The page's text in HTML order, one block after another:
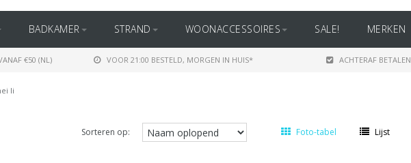
BADKAMER STRAND WOONACCESSOIRES SALE! MERKEN
€50 (NL) VOOR 21:00 BESTELD, MORGEN IN HUIS* ACHTERAF BETALEN
li
Sorteren op: Foto-tabel Lijst